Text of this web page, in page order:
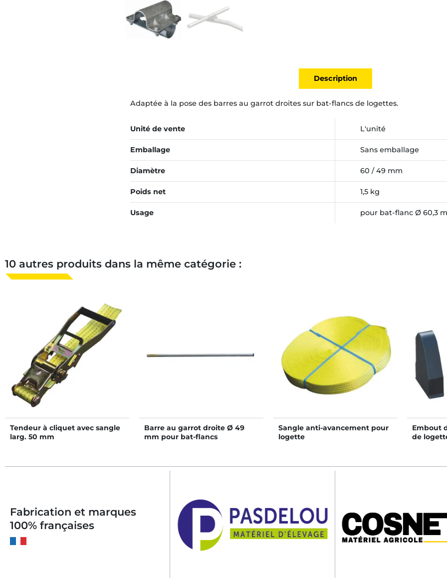
Description
Adaptée à la pose des barres au garrot droites sur bat-flancs de logettes.
Unité de vente L'unité
Emballage Sans emballage
Diamètre 60 / 49 mm
Poids net 1,5 kg
Usage pour bat-flanc Ø 60,3
10 autres produits dans la même catégorie :
Tendeur à cliquet avec sangle
larg. 50 mm
Barre au garrot droite Ø 49
mm pour bat-flancs
Sangle anti-avancement pour
logette
Embout
de
Fabrication et marques
100% françaises